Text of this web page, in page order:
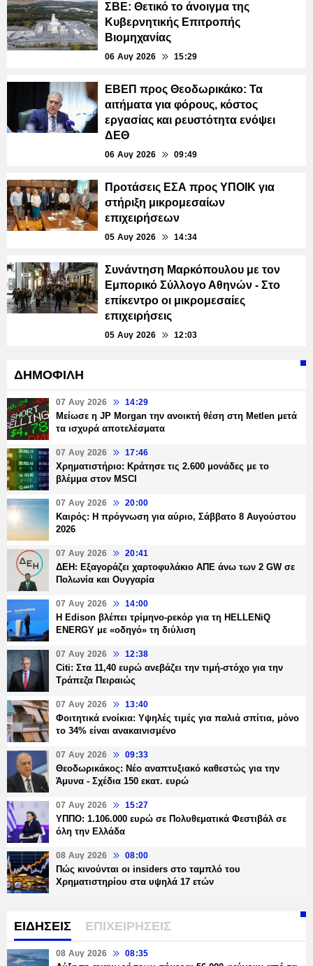
ΣΒΕ: Θετικό το άνοιγμα της
Κυβερνητικής Επιτροπής
Βιομηχανίας
06 Αυγ 2026 15:29
ΕΒΕΠ προς Θεοδωρικάκο: Τα
αιτήματα για φόρους, κόστος
εργασίας και ρευστότητα ενόψει
ΔΕΘ
06 Αυγ 2026 09:49
Προτάσεις ΕΣΑ προς ΥΠΟΙΚ για
στήριξη μικρομεσαίων
επιχειρήσεων
05 Αυγ 2026 14:34
Συνάντηση Μαρκόπουλου με τον
Εμπορικό Σύλλογο Αθηνών - Στο
επίκεντρο οι μικρομεσαίες
επιχειρήσεις
05 Αυγ 2026 12:03
ΔΗΜΟΦΙΛΗ
07 Αυγ 2026 14:29
Μείωσε η JP Morgan την ανοικτή θέση στη Metlen μετά
τα ισχυρά αποτελέσματα
07 Αυγ 2026 17:46
Χρηματιστήριο: Κράτησε τις 2.600 μονάδες με το
βλέμμα στον MSCI
07 Αυγ 2026 20:00
Καιρός: Η πρόγνωση για αύριο, Σάββατο 8 Αυγούστου
2026
07 Αυγ 2026 20:41
ΔΕΗ: Εξαγοράζει χαρτοφυλάκιο ΑΠΕ άνω των 2 GW σε
Πολωνία και Ουγγαρία
07 Αυγ 2026 14:00
Η Edison βλέπει τρίμηνο-ρεκόρ για τη HELLENiQ
ENERGY με «οδηγό» τη διύλιση
07 Αυγ 2026 12:38
Citi: Στα 11,40 ευρώ ανεβάζει την τιμή-στόχο για την
Τράπεζα Πειραιώς
07 Αυγ 2026 13:40
Φοιτητικά ενοίκια: Υψηλές τιμές για παλιά σπίτια, μόνο
το 34% είναι ανακαινισμένο
07 Αυγ 2026 09:33
Θεοδωρικάκος: Νέο αναπτυξιακό καθεστώς για την
Άμυνα - Σχέδια 150 εκατ. ευρώ
07 Αυγ 2026 15:27
ΥΠΠΟ: 1.106.000 ευρώ σε Πολυθεματικά Φεστιβάλ σε
όλη την Ελλάδα
08 Αυγ 2026 08:00
Πώς κινούνται οι insiders στο ταμπλό του
Χρηματιστηρίου στα υψηλά 17 ετών
ΕΙΔΗΣΕΙΣ ΕΠΙΧΕΙΡΗΣΕΙΣ
08 Αυγ 2026 08:35